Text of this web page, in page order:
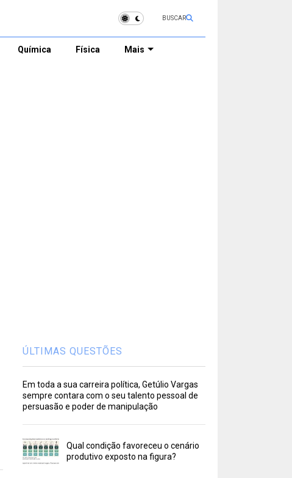
BUSCAR
Química Física Mais
ÚLTIMAS QUESTÕES
Em toda a sua carreira política, Getúlio Vargas
sempre contara com o seu talento pessoal de
persuasão e poder de manipulação
Qual condição favoreceu o cenário
produtivo exposto na figura?